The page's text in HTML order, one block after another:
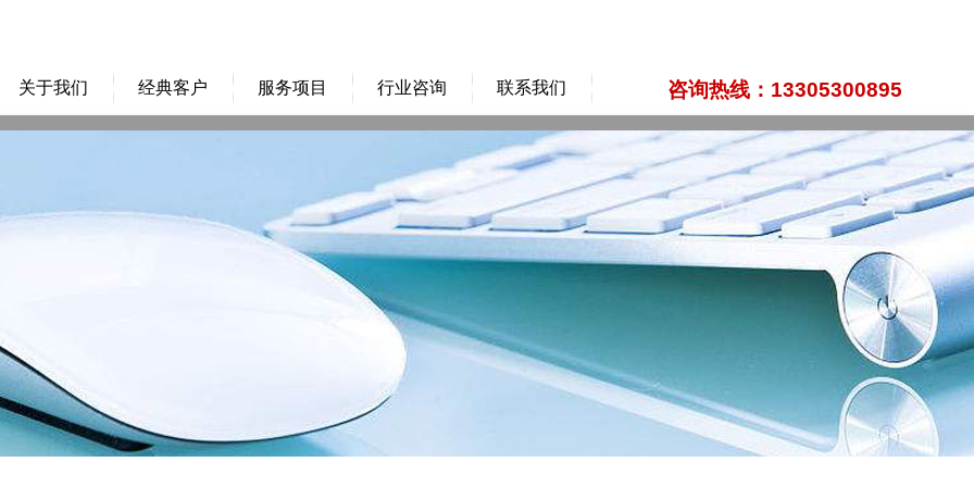
关于我们 经典客户 服务项目 行业咨询 联系我们 咨询热线：13305300895